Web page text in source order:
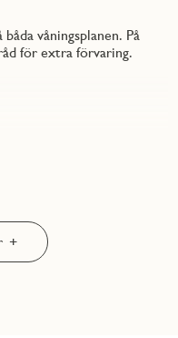
våningsplanen. På
för extra förvaring.
+